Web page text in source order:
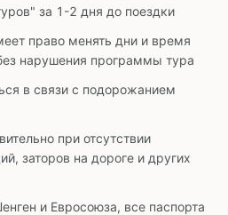
за 1-2 дня до поездки
право менять дни и время
нарушения программы тура
в связи с подорожанием
при отсутствии
заторов на дороге и других
и Евросоюза, все паспорта